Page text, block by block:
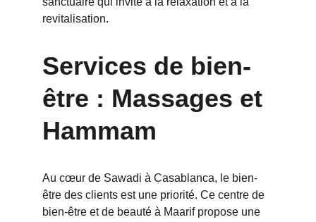
revitalisation.
Services de bien-
être : Massages et
Hammam
Au cœur de Sawadi à Casablanca, le bien-
être des clients est une priorité. Ce centre de
bien-être et de beauté à Maarif propose une